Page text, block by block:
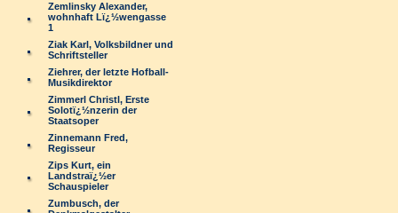
Zemlinsky Alexander,
wohnhaft Lï¿½wengasse
1
Ziak Karl, Volksbildner und
Schriftsteller
Ziehrer, der letzte Hofball-
Musikdirektor
Zimmerl Christl, Erste
Solotï¿½nzerin der
Staatsoper
Zinnemann Fred,
Regisseur
Zips Kurt, ein
Landstraï¿½er
Schauspieler
Zumbusch, der